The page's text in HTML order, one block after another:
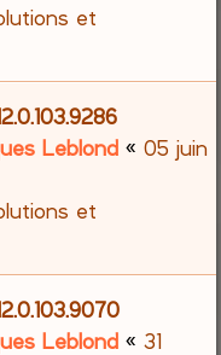
et
Leblond «05 juin
et
Leblond «31